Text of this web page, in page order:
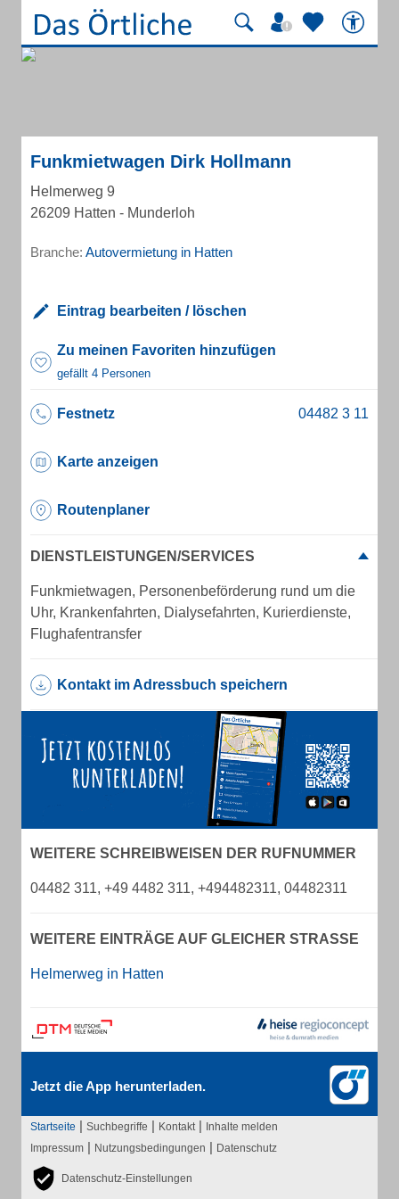
Funkmietwagen Dirk Hollmann
Helmerweg 9
26209 Hatten - Munderloh
Branche: Autovermietung in Hatten
Eintrag bearbeiten / löschen
Zu meinen Favoriten hinzufügen
gefällt 4 Personen
Festnetz
Karte anzeigen
Routenplaner
DIENSTLEISTUNGEN/SERVICES
Funkmietwagen, Personenbeförderung rund um die
Uhr, Krankenfahrten, Dialysefahrten, Kurierdienste,
Flughafentransfer
Kontakt im Adressbuch speichern
WEITERE SCHREIBWEISEN DER RUFNUMMER
04482 311, +49 4482 311, +494482311, 04482311
WEITERE EINTRÄGE AUF GLEICHER STRASSE
Helmerweg in Hatten
Jetzt die App herunterladen.
Startseite | Suchbegriffe | Kontakt | Inhalte melden
Impressum | Nutzungsbedingungen | Datenschutz
Datenschutz-Einstellungen